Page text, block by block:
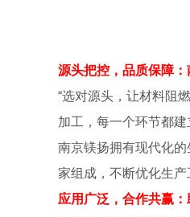
源头把控，品质保障
“选对源头，让材料阻
加工，每一个环节都建
南京镁扬拥有现代化
家组成，不断优化生
应用广泛，合作共赢